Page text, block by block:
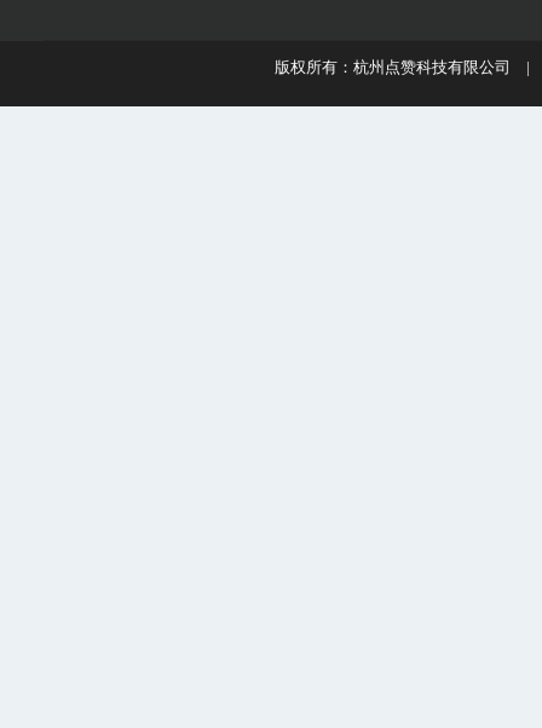
版权所有：杭州点赞科技有限公司